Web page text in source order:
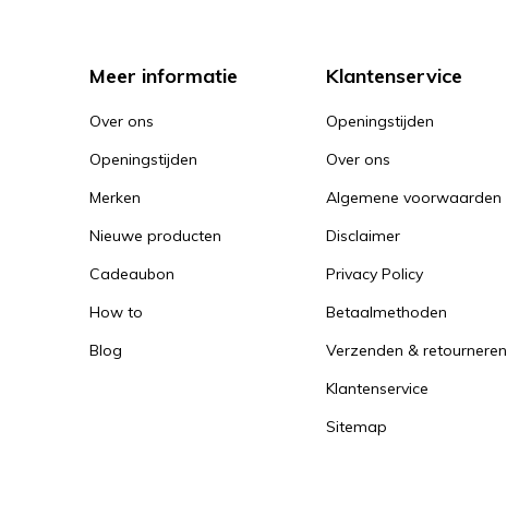
Meer informatie
Over ons
Openingstijden
Merken
Nieuwe producten
Cadeaubon
How to
Blog
Klantenservice
Openingstijden
Over ons
Algemene voorwaarden
Disclaimer
Privacy Policy
Betaalmethoden
Verzenden & retourneren
Klantenservice
Sitemap